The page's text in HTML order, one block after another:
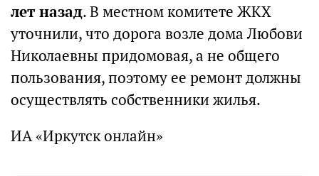
лет назад. В местном комитете ЖКХ
уточнили, что дорога возле дома Любови
Николаевны придомовая, а не общего
пользования, поэтому ее ремонт должны
осуществлять собственники жилья.
ИА «Иркутск онлайн»